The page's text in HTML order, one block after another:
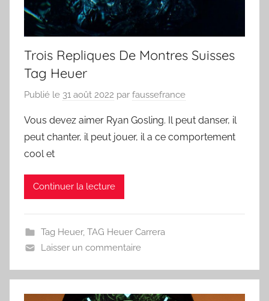
Trois Repliques De Montres Suisses
Tag Heuer
Publié le 31 août 2022 par faussefrance
Vous devez aimer Ryan Gosling. Il peut danser, il
peut chanter, il peut jouer, il a ce comportement
cool et
Continuer la lecture
Tag Heuer, TAG Heuer Carrera
Laisser un commentaire